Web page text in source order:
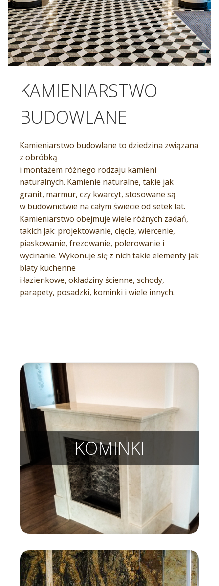
KAMIENIARSTWO
BUDOWLANE
Kamieniarstwo budowlane to dziedzina związana
z obróbką
i montażem różnego rodzaju kamieni
naturalnych. Kamienie naturalne, takie jak
granit, marmur, czy kwarcyt, stosowane są
w budownictwie na całym świecie od setek lat.
Kamieniarstwo obejmuje wiele różnych zadań,
takich jak: projektowanie, cięcie, wiercenie,
piaskowanie, frezowanie, polerowanie i
wycinanie. Wykonuje się z nich takie elementy jak
blaty kuchenne
i łazienkowe, okładziny ścienne, schody,
parapety, posadzki, kominki i wiele innych.
KOMINKI